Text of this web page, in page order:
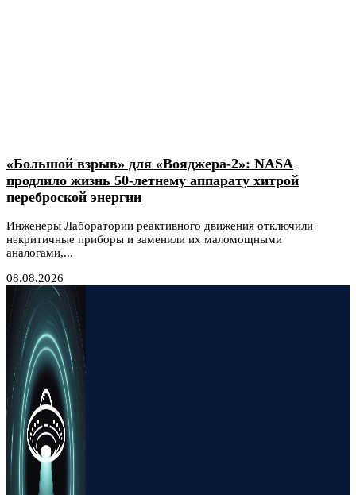
«Большой взрыв» для «Вояджера-2»: NASA
продлило жизнь 50-летнему аппарату хитрой
переброской энергии
Инженеры Лаборатории реактивного движения отключили
некритичные приборы и заменили их маломощными
аналогами,...
08.08.2026